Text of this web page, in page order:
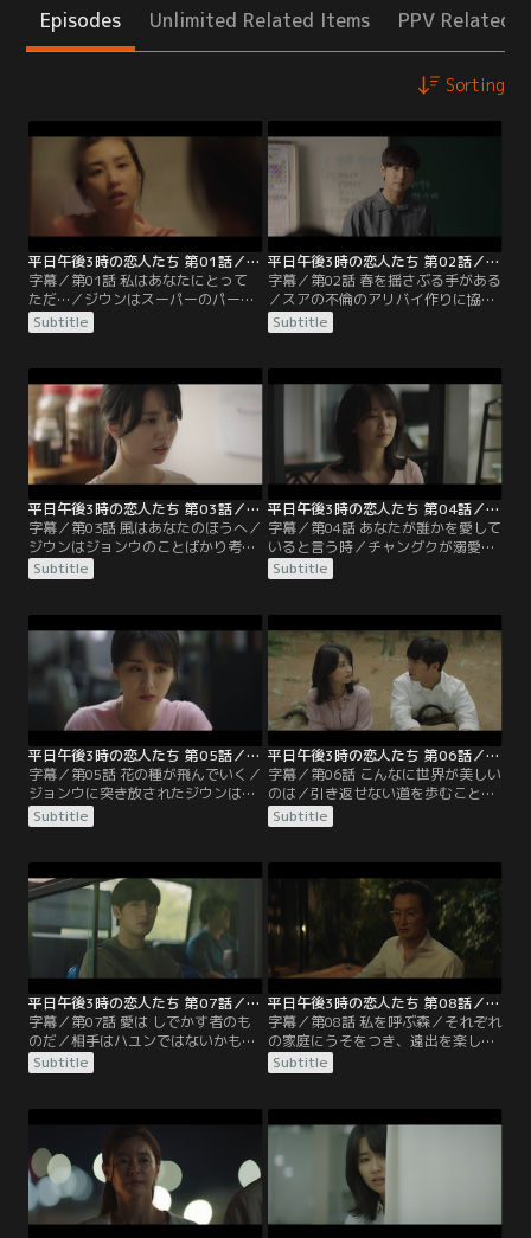
Episodes Unlimited Related Items PPV Related
Sorting
平日午後3時の恋人たち 第01話／字幕
字幕／第01話 私はあなたにとって
ただ…／ジウンはスーパーのパート
として働く平凡な主婦。夫は公務員
でインコを我が子のようにかわいが
期待が重いが、もう3年もセックス
レスだった。ある日、マンションの
向かいに建った豪邸にスアが引っ越
してくる。出版社の代表の夫と2人
の娘に囲まれて幸せそうに暮らすス
アだが…。
Subtitle
平日午後3時の恋人たち 第02話／字幕
字幕／第02話 春を揺さぶる手がある
／スアの不倫のアリバイ作りに協力
することになってしまうジウン。巻
き込まれ倒れてしまうが、それを機
ウンは優しく接してくれるジョンウ
のことが頭から離れなくなってしま
う。スアは平日午後3時から不倫を
しているとジウンに伝え、自分らし
く生きているだけだと恥じる様子も
ない。
Subtitle
平日午後3時の恋人たち 第03話／字幕
字幕／第03話 風はあなたのほうへ／
ジウンはジョンウのことばかり考え
てしまうようになっていた。スアに
対して不倫は最低だと話すが、会い
ジウンだが、素直になってみること
に。一方ジョンウは、妻とぎくしゃ
くする日々を送っていた。そんな
中、スアはハユンのアトリエを訪ね
て自分の絵を…。
Subtitle
平日午後3時の恋人たち 第04話／字幕
字幕／第04話 あなたが誰かを愛して
いると言う時／チャングクが溺愛す
るインコを逃してしまったジウンは
激しく責められ、インコを見つける
捜してさまようジウンの前に、偶然
ジョンウが現れる。優しく気遣って
くれるジョンウに引かれるジウン
は、一度別れたあと電話でジョンウ
の声を聞きながら…。
Subtitle
平日午後3時の恋人たち 第05話／字幕
字幕／第05話 花の種が飛んでいく／
ジョンウに突き放されたジウンはシ
ョックを受け、もう会わないと心に
誓う。しかしスアは、会うまいと思
語る。スア自身もハユンに突き放さ
れて傷ついていたが、思いを捨てき
れずにいたのだった。そんな中、ジ
ウンの高校時代の友人であるミニョ
ンが、スアとヨガ教室で知り合う。
Subtitle
平日午後3時の恋人たち 第06話／字幕
字幕／第06話 こんなに世界が美しい
のは／引き返せない道を歩むことに
なると分かっていながらも、ジョン
ウに会うことを決意したジウン。2
る。スアはハユンと結ばれたと思っ
たが冷たくあしらわれ、ショックを
受けて体調を崩してしまう。一方ハ
ユンも体調を崩し、アトリエで苦し
んでいた。病み上がりのスアはヨン
ジェと一緒に回顧展へ…。
Subtitle
平日午後3時の恋人たち 第07話／字幕
字幕／第07話 愛は しでかす者のも
のだ／相手はハユンではないかもし
れないと疑いながらもホテルに向か
うスア。待っていたのは、やはり別
ルと一緒に駆け付けるが、それより
も早くハユンが到着し、スアのそば
にいた。その頃、ビンナはハユンの
絵のモデルが何者かを察していた。
Subtitle
平日午後3時の恋人たち 第08話／字幕
字幕／第08話 私を呼ぶ森／それぞれ
の家庭にうそをつき、遠出を楽しむ
ジウンとジョンウ。遅い帰宅にも怒
らないチャングクに、良心が痛むジ
に恐怖を感じていた。一方ミニョン
は夫に女がいるようだと疑い、ジウ
ンに相談する。ジョンウの不倫相手
がジウンだとはまだ知らないミニョ
ンはジウンに対し…。
Subtitle